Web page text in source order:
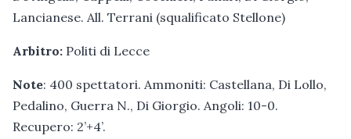
Lancianese. All. Terrani (squalificato Stellone)
Arbitro: Politi di Lecce
Note: 400 spettatori. Ammoniti: Castellana, Di Lollo,
Pedalino, Guerra N., Di Giorgio. Angoli: 10-0.
Recupero: 2’+4’.